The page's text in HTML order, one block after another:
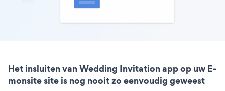
Het insluiten van Wedding Invitation app op uw E-
monsite site is nog nooit zo eenvoudig geweest